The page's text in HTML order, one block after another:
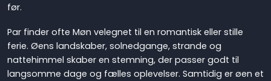
før.
Par finder ofte Møn velegnet til en romantisk eller stille
ferie. Øens landskaber, solnedgange, strande og
nattehimmel skaber en stemning, der passer godt til
langsomme dage og fælles oplevelser. Samtidig er øen et